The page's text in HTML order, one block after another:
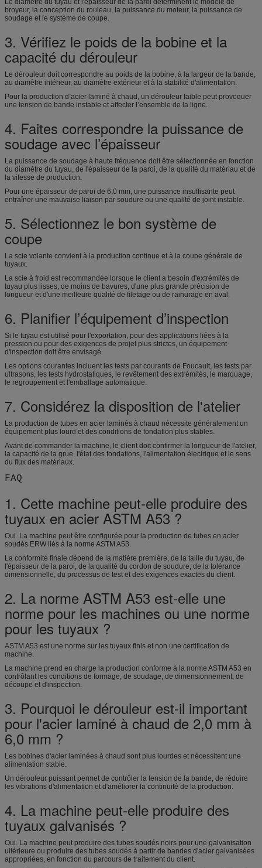
Le diamètre du tuyau et l'épaisseur de la paroi déterminent le modèle de
broyeur, la conception du rouleau, la puissance du moteur, la puissance de
soudage et le système de coupe.
3. Vérifiez le poids de la bobine et la
capacité du dérouleur
Le dérouleur doit correspondre au poids de la bobine, à la largeur de la bande,
au diamètre intérieur, au diamètre extérieur et à la stabilité d'alimentation.
Pour la production d’acier laminé à chaud, un dérouleur faible peut provoquer
une tension de bande instable et affecter l’ensemble de la ligne.
4. Faites correspondre la puissance de
soudage avec l’épaisseur
La puissance de soudage à haute fréquence doit être sélectionnée en fonction
du diamètre du tuyau, de l'épaisseur de la paroi, de la qualité du matériau et de
la vitesse de production.
Pour une épaisseur de paroi de 6,0 mm, une puissance insuffisante peut
entraîner une mauvaise liaison par soudure ou une qualité de joint instable.
5. Sélectionnez le bon système de
coupe
La scie volante convient à la production continue et à la coupe générale de
tuyaux.
La scie à froid est recommandée lorsque le client a besoin d'extrémités de
tuyau plus lisses, de moins de bavures, d'une plus grande précision de
longueur et d'une meilleure qualité de filetage ou de rainurage en aval.
6. Planifier l’équipement d’inspection
Si le tuyau est utilisé pour l'exportation, pour des applications liées à la
pression ou pour des exigences de projet plus strictes, un équipement
d'inspection doit être envisagé.
Les options courantes incluent les tests par courants de Foucault, les tests par
ultrasons, les tests hydrostatiques, le revêtement des extrémités, le marquage,
le regroupement et l'emballage automatique.
7. Considérez la disposition de l'atelier
La production de tubes en acier laminés à chaud nécessite généralement un
équipement plus lourd et des conditions de fondation plus stables.
Avant de commander la machine, le client doit confirmer la longueur de l'atelier,
la capacité de la grue, l'état des fondations, l'alimentation électrique et le sens
du flux des matériaux.
FAQ
1. Cette machine peut-elle produire des
tuyaux en acier ASTM A53 ?
Oui. La machine peut être configurée pour la production de tubes en acier
soudés ERW liés à la norme ASTM A53.
La conformité finale dépend de la matière première, de la taille du tuyau, de
l'épaisseur de la paroi, de la qualité du cordon de soudure, de la tolérance
dimensionnelle, du processus de test et des exigences exactes du client.
2. La norme ASTM A53 est-elle une
norme pour les machines ou une norme
pour les tuyaux ?
ASTM A53 est une norme sur les tuyaux finis et non une certification de
machine.
La machine prend en charge la production conforme à la norme ASTM A53 en
contrôlant les conditions de formage, de soudage, de dimensionnement, de
découpe et d'inspection.
3. Pourquoi le dérouleur est-il important
pour l'acier laminé à chaud de 2,0 mm à
6,0 mm ?
Les bobines d'acier laminées à chaud sont plus lourdes et nécessitent une
alimentation stable.
Un dérouleur puissant permet de contrôler la tension de la bande, de réduire
les vibrations d'alimentation et d'améliorer la continuité de la production.
4. La machine peut-elle produire des
tuyaux galvanisés ?
Oui. La machine peut produire des tubes soudés noirs pour une galvanisation
ultérieure ou produire des tubes soudés à partir de bandes d'acier galvanisées
appropriées, en fonction du parcours de traitement du client.